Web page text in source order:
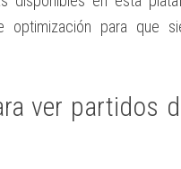
para que
ver partidos